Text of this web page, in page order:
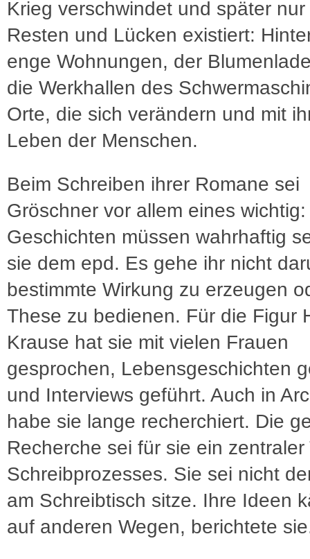
Krieg verschwindet und später
Resten und Lücken existiert:
enge Wohnungen, der
die Werkhallen des
Orte, die sich verändern und mit
Leben der Menschen.
Beim Schreiben ihrer Romane sei
Gröschner vor allem eines wichtig:
Geschichten müssen wahrhaftig
sie dem epd. Es gehe ihr nicht
bestimmte Wirkung zu erzeugen
These zu bedienen. Für die Figur
Krause hat sie mit vielen Frauen
gesprochen, Lebensgeschichten
und Interviews geführt. Auch in
habe sie lange recherchiert. Die
Recherche sei für sie ein zentraler
Schreibprozesses. Sie sei nicht
am Schreibtisch sitze. Ihre Ideen
auf anderen Wegen, berichtete